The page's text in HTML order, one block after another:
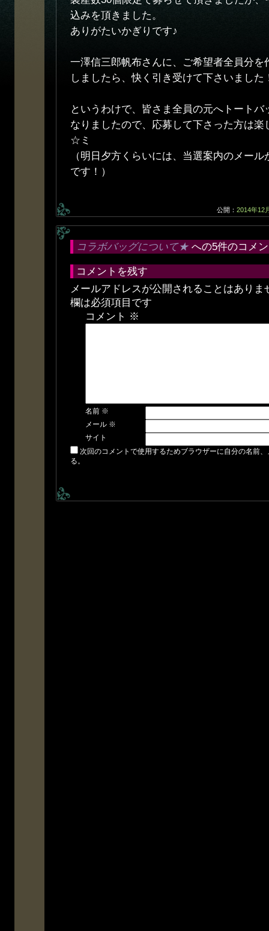
込みを頂きました。
ありがたいかぎりです♪
一澤信三郎帆布さんに、ご希望者全員分を
しましたら、快く引き受けて下さいました
というわけで、皆さま全員の元へトート
なりましたので、応募して下さった方は楽
☆ミ
（明日夕方くらいには、当選案内のメー
です！）
公開： 2014年12
コラボバッグについて★ への5件のコメ
コメントを残す
メールアドレスが公開されることはありま
欄は必須項目です
コメント ※
名前 ※
メール ※
サイト
次回のコメントで使用するためブラウザーに自分の名前
る。